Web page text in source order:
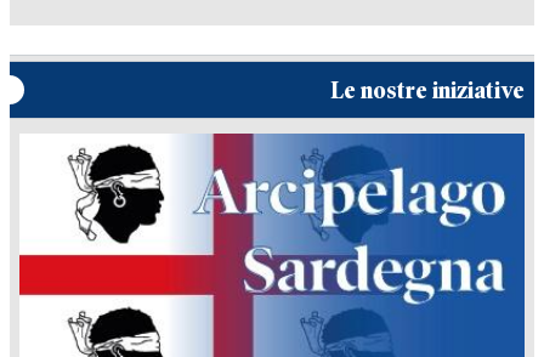
Le nostre iniziative